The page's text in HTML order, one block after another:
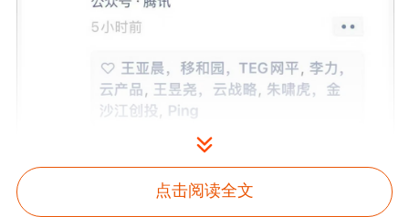
此前据外媒报道，腾讯正在为旗下应用
微信秘密开发一款AI智能体
，计划于今
点击阅读全文